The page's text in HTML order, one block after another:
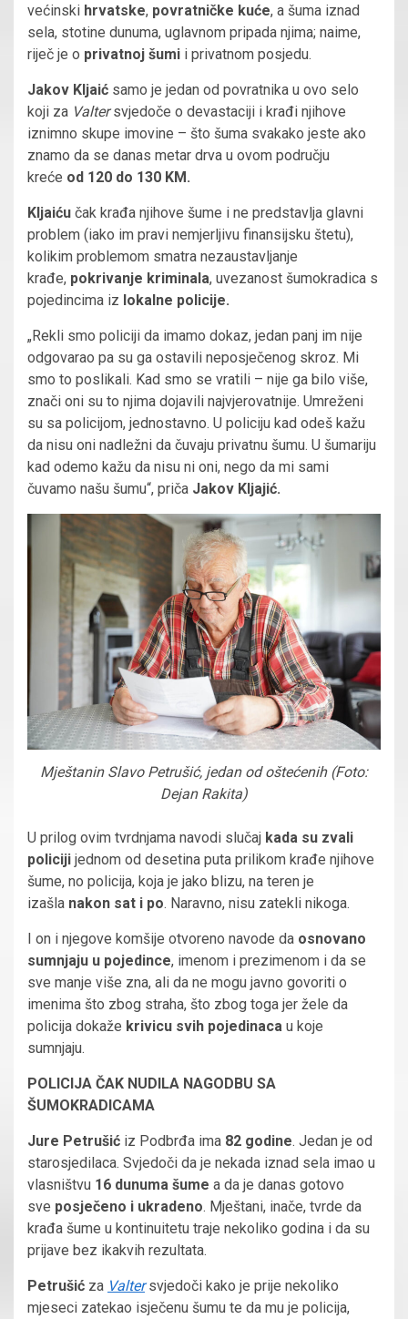
većinski hrvatske, povratničke kuće, a šuma iznad
sela, stotine dunuma, uglavnom pripada njima; naime,
riječ je o privatnoj šumi i privatnom posjedu.
Jakov Kljaić samo je jedan od povratnika u ovo selo
koji za Valtersvjedoče o devastaciji i krađi njihove
iznimno skupe imovine – što šuma svakako jeste ako
znamo da se danas metar drva u ovom području
kreće od 120 do 130 KM.
Kljaiću čak krađa njihove šume i ne predstavlja glavni
problem (iako im pravi nemjerljivu finansijsku štetu),
kolikim problemom smatra nezaustavljanje
krađe, pokrivanje kriminala, uvezanost šumokradica s
pojedincima iz lokalne policije.
„Rekli smo policiji da imamo dokaz, jedan panj im nije
odgovarao pa su ga ostavili neposječenog skroz. Mi
smo to poslikali. Kad smo se vratili – nije ga bilo više,
znači oni su to njima dojavili najvjerovatnije. Umreženi
su sa policijom, jednostavno. U policiju kad odeš kažu
da nisu oni nadležni da čuvaju privatnu šumu. U šumariju
kad odemo kažu da nisu ni oni, nego da mi sami
čuvamo našu šumu“, priča Jakov Kljajić.
Mještanin Slavo Petrušić, jedan od oštećenih (Foto:
Dejan Rakita)
U prilog ovim tvrdnjama navodi slučaj kada su zvali
policiji jednom od desetina puta prilikom krađe njihove
šume, no policija, koja je jako blizu, na teren je
izašla nakon sat i po. Naravno, nisu zatekli nikoga.
I on i njegove komšije otvoreno navode da osnovano
sumnjaju u pojedince, imenom i prezimenom i da se
sve manje više zna, ali da ne mogu javno govoriti o
imenima što zbog straha, što zbog toga jer žele da
policija dokaže krivicu svih pojedinaca u koje
sumnjaju.
POLICIJA ČAK NUDILA NAGODBU SA
ŠUMOKRADICAMA
Jure Petrušić iz Podbrđa ima 82 godine. Jedan je od
starosjedilaca. Svjedoči da je nekada iznad sela imao u
vlasništvu 16 dunuma šume a da je danas gotovo
sve posječeno i ukradeno. Mještani, inače, tvrde da
krađa šume u kontinuitetu traje nekoliko godina i da su
prijave bez ikakvih rezultata.
Petrušić za Valtersvjedoči kako je prije nekoliko
mjeseci zatekao isječenu šumu te da mu je policija,